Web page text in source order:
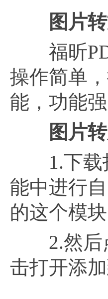
图片
福昕
操作简单
能，功能强
图片
1.下载打
能中进行
的这个模
2.然后点
击打开添